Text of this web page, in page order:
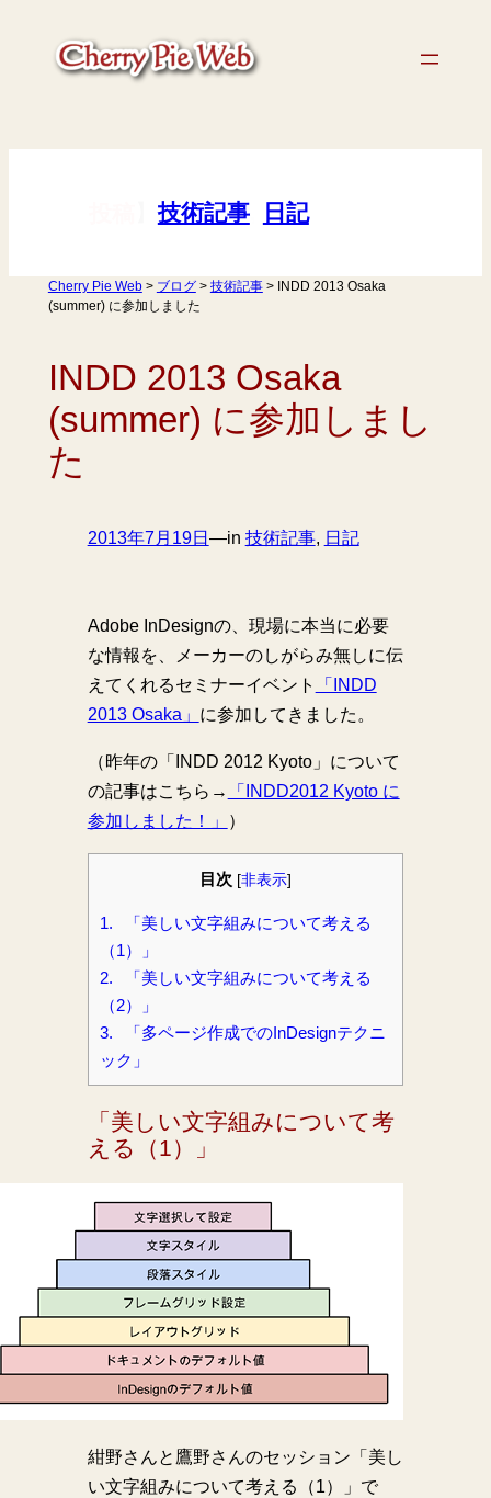
ッ
】技術記事, 日記
Cherry Pie Web> ブログ> 技術記事> INDD 2013 Osaka
(summer) に参加しました
INDD 2013 Osaka
(summer) に参加しまし
た
2013年7月19日 —in 技術記事, 日記
Adobe InDesignの、現場に本当に必要
な情報を、メーカーのしがらみ無しに伝
えてくれるセミナーイベント
「INDD
2013 Osaka」 に参加してきました。
（昨年の「INDD 2012 Kyoto」について
の記事はこちら→
「INDD2012 Kyoto に
参加しました！」
）
目次 [非表示]
1.
「美しい文字組みについて考える
（1）」
2.
「美しい文字組みについて考える
（2）」
3.
「多ページ作成でのInDesignテクニ
ック」
「美しい文字組みについて考
える（1）」
紺野さんと鷹野さんのセッション「美し
い文字組みについて考える（1）」で